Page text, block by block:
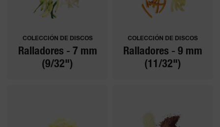
COLECCIÓN DE DISCOS
Ralladores - 7 mm
(9/32")
COLECCIÓN DE DISCOS
Ralladores - 9 mm
(11/32")